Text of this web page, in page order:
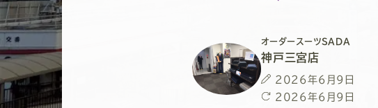
オーダースーツSADA
神戸三宮店
投
稿
2026年6月9日
最
2026年6月9日